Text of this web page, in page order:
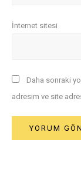
İnternet sitesi
Daha sonraki
adresim ve site